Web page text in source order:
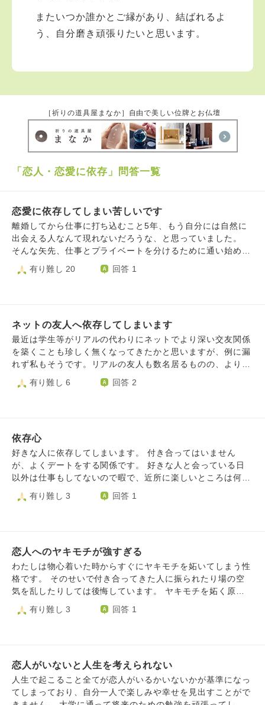
またいつか誰かとご縁があり、結ばれるよ
う、自分磨き頑張りたいと思います。
［祈りの道具屋まなか］自由で美しい位牌とお仏壇
「恋人・恋愛に依存」問答一覧
恋愛に依存してしまい苦しいです
離婚してから仕事に打ち込むこと5年、もう自分には自然に
出会える人なんて現れないだろうな、と思っていました。
そんな矢先、仕事とプライベートを分けるために通い始めた
ジムのインストラクターと仲良くなり、2度程デートをしま
した。 1度目はスーパー銭湯で、2度目は少し遠方の動物園
う連絡が来なくなりました。 1度、最近冷たいなー、とジム
で会った時に言ってみまたしたが、そんなことないよ、で終
わりました。 2度目のデート前までは、恋愛観や他愛もない
ことで毎日ラインをしており、恋愛観については自己開示を
うようなやり取りをしていました。 2度目のデート日、彼は
ってくれました。彼が疲れていそうなのはわかりました。
その自分のわがままがよくなかったのではないか、とずっと
後悔しています。 相手から連絡が来るまで、私も元のペー
スに戻ろうと旅行をしたり、友人と話したりしましたが、結
彼の気持ちを知ることは聞くしかないし、ましてや恋人では
乱されてしまい、食欲が一気に落ちたので体重も一気に減り
ました。 毎日会う会社の人にも指摘されるくらい落ちてし
まっています。 彼の気持ちが嬉しくて、一緒に過ごした時
間も楽し過ぎて相手の気持ちも考えずにいたのかもしれませ
ん。 今回の彼のような存在が現れると、仕事で認められる
より遥かに存在価値を見出す特別な人物として相手を見てし
で会うので辛いです。 どのように自分の心を持てばいいで
しょうか。
有り難し 20 回答 1
ネットの友人へ依存してしまいます
最近は学生等がリアルの代わりにネットでより深い交友関係
を築くことも珍しく無くなってきたかと思いますが、例に漏
れず私もそうです。リアルの友人も数名居るものの、より長
く、より親密に付き合っているのは間違いなくネットの同世
代の友人になってしまいます。 そんなネット上での友人に
ヤしてしまうのはどう改善したら良いのでしょうか。 ネッ
ト上での友人関係なんていつでも切れてしまうんだし、そも
そも対面の人付き合いでは無いし、その癖依存してしまいや
すいなんて健全ではないよなと考える私もいます。 でも、
も性別も関係ないフラットな出会いができるからこそ、どう
の対人関係において自分を律する考え方や依存に対する考え
方、その友達と上手く付き合っていくために自分がどう気を
つけていけばいいか等、教えていただけますと幸いです。
具体性に欠ける質問で申し訳ありません。数多くある質問の
げます。
有り難し 6 回答 2
依存心
好きな人に依存してしまいます。 付き合ってはいません
が、よくデートをする関係です。 好きな人と会っている日
以外は仕事もしてないので暇で、近所に楽しいところは何も
ありません。友達も好きな友達はいません。 会っている時
も、愛されてないと感じ、自分ばかり愛していると感じま
し。 この辛さはどうしたら改善されるでしょうか？ 会うの
も月1、2にしたいのに毎週会いたくなって約束をしてしまい
ます。 どうしたらいいでしょうか？
有り難し 3 回答 1
恋人へのヤキモチが強すぎる
わたしは物心着いた時からすぐにヤキモチを妬いてしまう性
格です。 そのせいで付き合ってきた人に振られたり場の空
気を乱したりしては後悔しています。 ヤキモチを妬く原因
は ・パートナーが他の女の子と連絡をとる。 ・パートナー
と飲みに行った時他の人と楽しく話す。 ・他の子のことを
私優先にしないの？！と思ってしまいます。 それを態度に
出してしまい、ふてくされ、物にあたってしまいます。最低
です。 本当に自分勝手な性格を治したいです。嫉妬心が無
くなればどんなに楽か。 ヤキモチ妬かれる相手も妬く自分
有り難し 3 回答 1
恋人がいないと人生を考えられない
人生で起こること全てが恋人がいるかいないかが基準になっ
てしまっており、自分一人で楽しみや幸せを見出すことがで